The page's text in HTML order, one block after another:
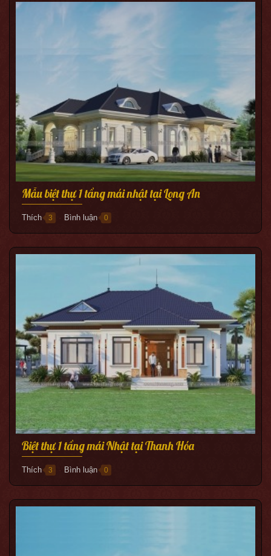
Mẫu biệt thự 1 tầng mái nhật tại Long An
Thích 3 ● Bình luận 0
Biệt thự 1 tầng mái Nhật tại Thanh Hóa
Thích 3 ● Bình luận 0